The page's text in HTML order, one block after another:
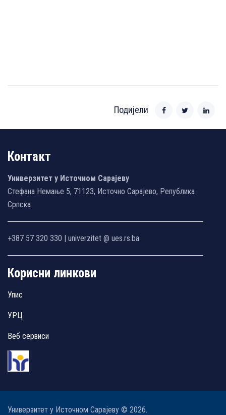
Подијели
Контакт
Универзитет у Источном Сарајеву
Стефана Немање 5, 71123, Источно Сарајево, Република
Српска
+387 57 320 330 | univerzitet @ ues.rs.ba
Корисни линкови
Упис
УРЦ
Веб сервиси
Универзитет у Источном Сарајеву © 2026.